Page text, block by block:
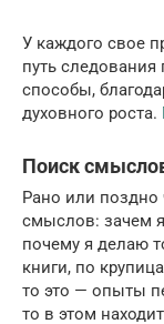
У каждого свое
путь
способы,
духовного роста.
Поиск
Рано или поздно
смыслов: зачем
почему я делаю
книги, по
то это — опыты
то в этом